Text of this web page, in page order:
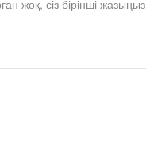
жоқ, сіз бірінші жазыңыз